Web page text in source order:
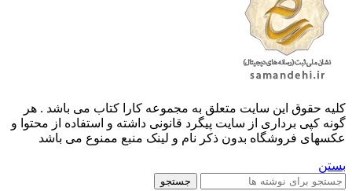
کليه حقوق اين سايت متعلق به مجموعه کارا کتاب می باشد . هر
گونه کپی برداری از سایت پیگرد قانونی داشته و استفاده از محتوا و
عکسهای فروشگاه بدون ذکر نام و لینک منبع ممنوع می باشد
بستن
جستجو